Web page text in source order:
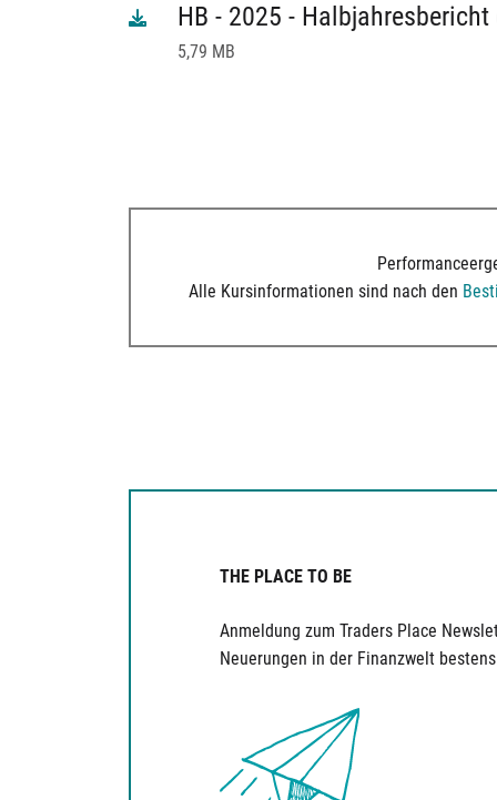
HB - 2025 - Halbjahresbericht
5,79 MB
Alle Kursinformationen sind nach den
THE PLACE TO BE
Anmeldung zum Traders Place
Neuerungen in der Finanzwelt